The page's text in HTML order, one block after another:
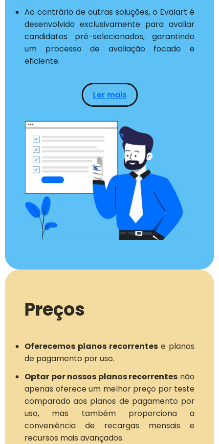
Ao contrário de outras soluções, o Evalart é
desenvolvido exclusivamente para avaliar
candidatos pré-selecionados, garantindo
um processo de avaliação focado e
eficiente.
Ler mais
Preços
Oferecemos planos recorrentes e planos
de pagamento por uso.
Optar por nossos planos recorrentes não
apenas oferece um melhor preço por teste
comparado aos planos de pagamento por
uso, mas também proporciona a
conveniência de recargas mensais e
recursos mais avançados.